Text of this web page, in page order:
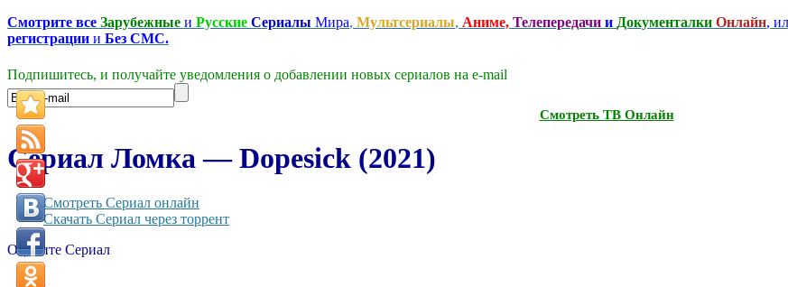
Смотрите все Зарубежные и Русские Сериалы Мира, Мультсериалы, Аниме, Телепередачи и Документалки Онлайн,
регистрации и Без СМС.
Подпишитесь, и получайте уведомления о добавлении новых сериалов на e-mаil
Смотреть ТВ Онлайн
Сериал Ломка — Dopesick (2021)
Смотреть Сериал онлайн
Скачать Сериал через торрент
Оцените Сериал